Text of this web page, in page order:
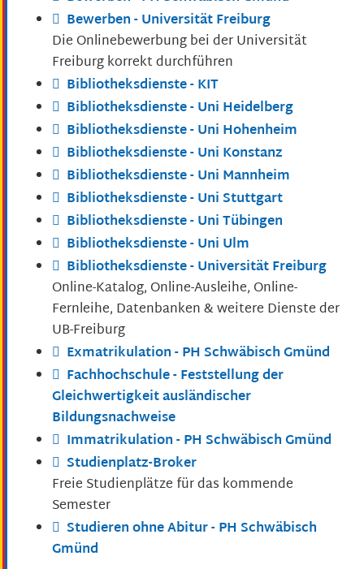
Bewerben - Universität Freiburg
Die Onlinebewerbung bei der Universität
Freiburg korrekt durchführen
Bibliotheksdienste - KIT
Bibliotheksdienste - Uni Heidelberg
Bibliotheksdienste - Uni Hohenheim
Bibliotheksdienste - Uni Konstanz
Bibliotheksdienste - Uni Mannheim
Bibliotheksdienste - Uni Stuttgart
Bibliotheksdienste - Uni Tübingen
Bibliotheksdienste - Uni Ulm
Bibliotheksdienste - Universität Freiburg
Online-Katalog, Online-Ausleihe, Online-
Fernleihe, Datenbanken & weitere Dienste der
UB-Freiburg
Exmatrikulation - PH Schwäbisch Gmünd
Fachhochschule - Feststellung der
Gleichwertigkeit ausländischer
Bildungsnachweise
Immatrikulation - PH Schwäbisch Gmünd
Studienplatz-Broker
Freie Studienplätze für das kommende
Semester
Studieren ohne Abitur - PH Schwäbisch
Gmünd